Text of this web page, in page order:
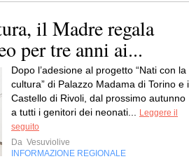
il Madre regala
per tre anni ai...
Dopo l’adesione al progetto “Nati con la
cultura” di Palazzo Madama di Torino e
Castello di Rivoli, dal prossimo autunno
a tutti i genitori dei neonati...
Leggere il
seguito
Da Vesuviolive
INFORMAZIONE REGIONALE